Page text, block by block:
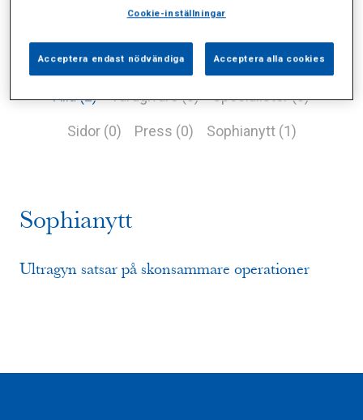
Alla (2) Vårdgivare (0) Specialister (0)
Sidor (0) Press (0) Sophianytt (1)
Sophianytt
Ultragyn satsar på skonsammare operationer
Cookie-inställningar
Acceptera endast nödvändiga Acceptera alla cookies